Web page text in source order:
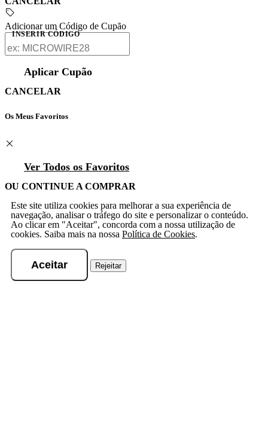
Adicionar um Código de Cupão
INSERIR CÓDIGO
Aplicar Cupão
CANCELAR
Os Meus Favoritos
Ver Todos os Favoritos
OU CONTINUE A COMPRAR
Este site utiliza cookies para melhorar a sua experiência de
navegação, analisar o tráfego do site e personalizar o conteúdo.
Ao clicar em "Aceitar", concorda com a nossa utilização de
cookies. Saiba mais na nossa Política de Cookies.
Aceitar Rejeitar